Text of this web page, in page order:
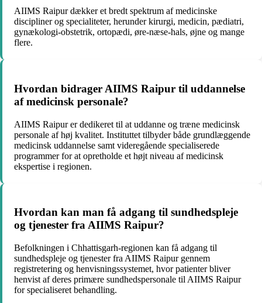
AIIMS Raipur dækker et bredt spektrum af medicinske
discipliner og specialiteter, herunder kirurgi, medicin, pædiatri,
gynækologi-obstetrik, ortopædi, øre-næse-hals, øjne og mange
flere.
Hvordan bidrager AIIMS Raipur til uddannelse
af medicinsk personale?
AIIMS Raipur er dedikeret til at uddanne og træne medicinsk
personale af høj kvalitet. Instituttet tilbyder både grundlæggende
medicinsk uddannelse samt videregående specialiserede
programmer for at opretholde et højt niveau af medicinsk
ekspertise i regionen.
Hvordan kan man få adgang til sundhedspleje
og tjenester fra AIIMS Raipur?
Befolkningen i Chhattisgarh-regionen kan få adgang til
sundhedspleje og tjenester fra AIIMS Raipur gennem
registretering og henvisningssystemet, hvor patienter bliver
henvist af deres primære sundhedspersonale til AIIMS Raipur
for specialiseret behandling.